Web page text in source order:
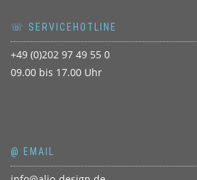
☏ SERVICEHOTLINE
+49 (0)202 97 49 55 0
09.00 bis 17.00 Uhr
@ EMAIL